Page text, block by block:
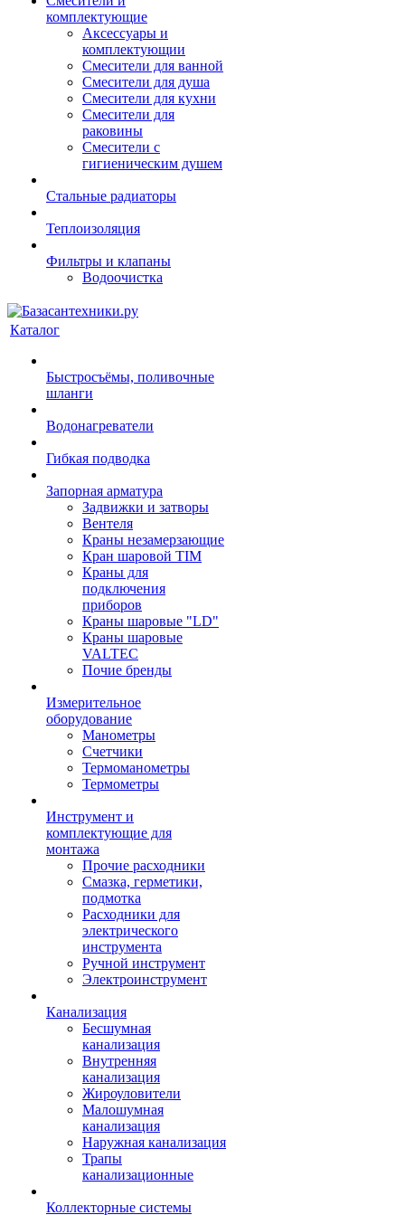
комплектующие
Аксессуары и
комплектующии
Смесители для ванной
Смесители для душа
Смесители для кухни
Смесители для
раковины
Смесители с
гигиеническим душем
Стальные радиаторы
Теплоизоляция
Фильтры и клапаны
Водоочистка
Каталог
Быстросъёмы, поливочные
шланги
Водонагреватели
Гибкая подводка
Запорная арматура
Задвижки и затворы
Вентеля
Краны незамерзающие
Кран шаровой TIM
Краны для
подключения
приборов
Краны шаровые "LD"
Краны шаровые
VALTEC
Почие бренды
Измерительное
оборудование
Манометры
Счетчики
Термоманометры
Термометры
Инструмент и
комплектующие для
монтажа
Прочие расходники
Смазка, герметики,
подмотка
Расходники для
электрического
инструмента
Ручной инструмент
Электроинструмент
Канализация
Бесшумная
канализация
Внутренняя
канализация
Жироуловители
Малошумная
канализация
Наружная канализация
Трапы
канализационные
Коллекторные системы